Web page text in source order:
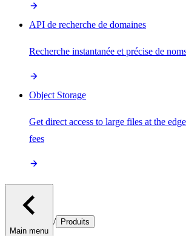
API de recherche de domaines
Recherche instantanée et précise de
Object Storage
Get direct access to large files at the
fees
Main menu
/ Produits